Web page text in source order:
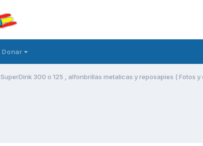
Donar
SuperDink 300 o 125 , alfonbrillas metalicas y reposapies ( Fotos